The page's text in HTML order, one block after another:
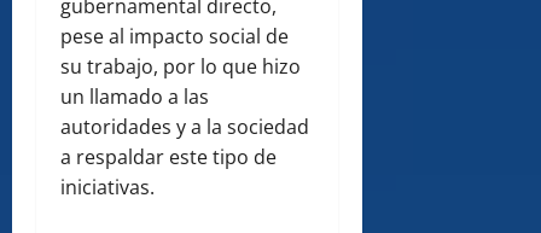
gubernamental directo,
pese al impacto social de
su trabajo, por lo que hizo
un llamado a las
autoridades y a la sociedad
a respaldar este tipo de
iniciativas.